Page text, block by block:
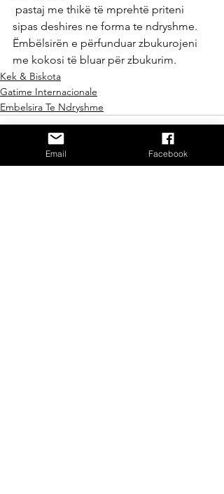
sipas deshires ne forma te ndryshme.
Ëmbëlsirën e përfunduar zbukurojeni
me kokosi të bluar për zbukurim.
Kek & Biskota
Gatime Internacionale
Embelsira Te Ndryshme
Email Facebook